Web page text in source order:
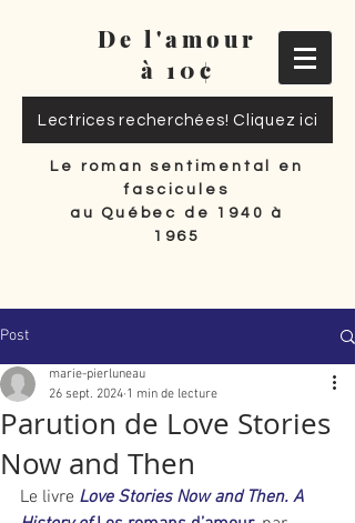
De l'amour
à 10¢
Lectrices recherchées! Cliquez ici
Le roman sentimental en
fascicules
au Québec de 1940 à
1965
Post
Parution de Love Stories
Now and Then
marie-pierluneau
26 sept. 2024 1 min de lecture
Le livre Love Stories Now and Then. A